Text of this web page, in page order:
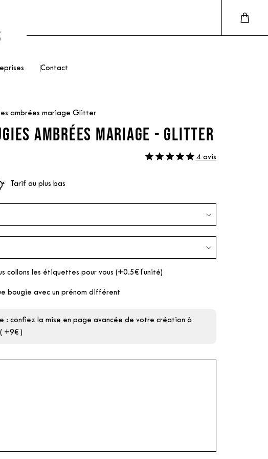
Contact
ambrées mariage Glitter
AMBRÉES MARIAGE - GLITTER
4 avis
Tarif au plus bas
collons les étiquettes pour vous (+0.5€ l'unité)
bougie avec un prénom différent
: confiez la mise en page avancée de votre création à
+9€ )